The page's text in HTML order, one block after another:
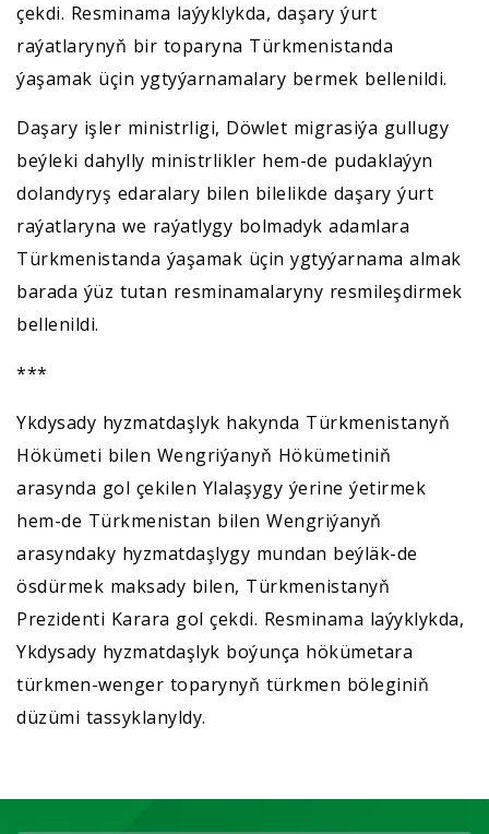
çekdi. Resminama laýyklykda, daşary ýurt
raýatlarynyň bir toparyna Türkmenistanda
ýaşamak üçin ygtyýarnamalary bermek bellenildi.
Daşary işler ministrligi, Döwlet migrasiýa gullugy
beýleki dahylly ministrlikler hem-de pudaklaýyn
dolandyryş edaralary bilen bilelikde daşary ýurt
raýatlaryna we raýatlygy bolmadyk adamlara
Türkmenistanda ýaşamak üçin ygtyýarnama almak
barada ýüz tutan resminamalaryny resmileşdirmek
bellenildi.
***
Ykdysady hyzmatdaşlyk hakynda Türkmenistanyň
Hökümeti bilen Wengriýanyň Hökümetiniň
arasynda gol çekilen Ylalaşygy ýerine ýetirmek
hem-de Türkmenistan bilen Wengriýanyň
arasyndaky hyzmatdaşlygy mundan beýläk-de
ösdürmek maksady bilen, Türkmenistanyň
Prezidenti Karara gol çekdi. Resminama laýyklykda,
Ykdysady hyzmatdaşlyk boýunça hökümetara
türkmen-wenger toparynyň türkmen böleginiň
düzümi tassyklanyldy.